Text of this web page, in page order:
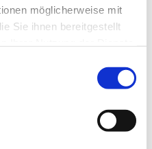
möglicherweise mit
Sie ihnen bereitgestellt